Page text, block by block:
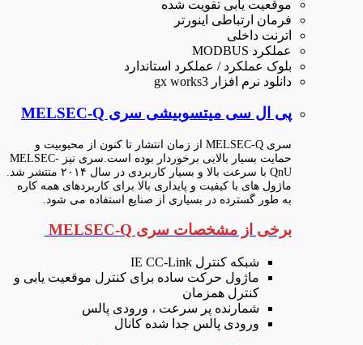
موقعیت یابی تقویت شده
فرمان ارتباطی اینورتر
اترنت داخلی
عملکرد MODBUS
بلوک عملکرد / عملکرد استاندارد
دانلود نرم افزار gx works3
پی ال سی میتسوبیشی سری MELSEC-Q
سری MELSEC-Q از زمان انتشار تا کنون از محبوبیت و
حمایت بسیار بالایی برخوردار بوده است.سری نیز MELSEC-
QnU با سرعت بالا و بسیار کاربردی در سال ۲۰۱۴ منتشر شد.
ماژول های با کیفیت و پایداری بالا برای کاربردهای همه کاره
به طور گسترده در بسیاری از صنایع استفاده می شود.
برخی از مشخصات سری MELSEC-Q
شبکه کنترل IE CC-Link
ماژول حرکت ساده برای کنترل موقعیت یابی و
کنترل همزمان
شمارنده پر سرعت ، ورودی پالس
ورودی پالس جدا شده کانال